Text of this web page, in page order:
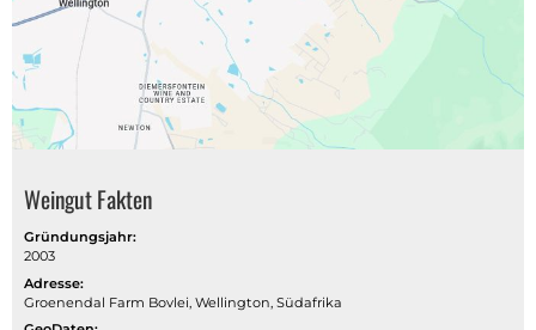
Weingut Fakten
Gründungsjahr:
2003
Adresse:
Groenendal Farm Bovlei, Wellington, Südafrika